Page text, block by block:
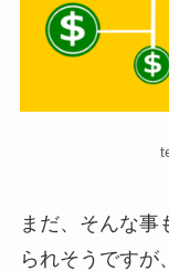
まだ、そんな事
られそうですが